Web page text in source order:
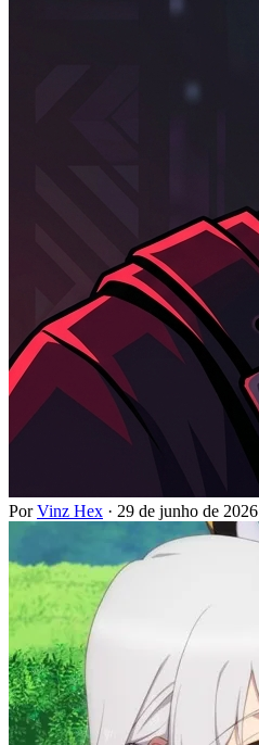
PorVinz Hex · 29 de junho de 2026